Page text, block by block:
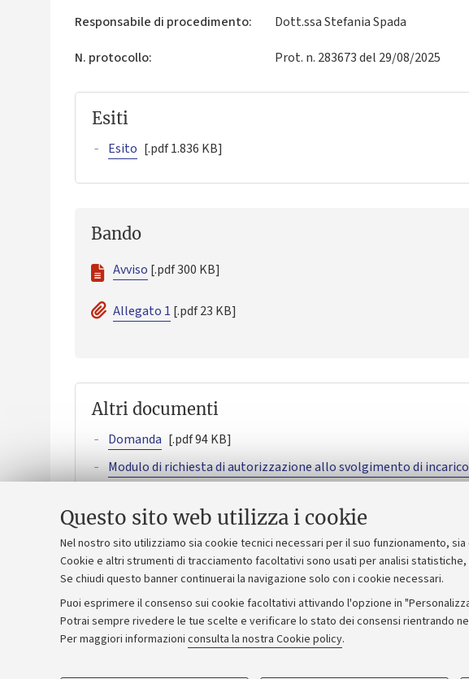
Questo sito web utilizza i cookie
Nel nostro sito utilizziamo sia cookie tecnici necessari per il suo funzionamento,
Cookie e altri strumenti di tracciamento facoltativi sono usati per analisi
Se chiudi questo banner continuerai la navigazione solo con i cookie necessari.
Puoi esprimere il consenso sui cookie facoltativi attivando l'opzione in
Potrai sempre rivedere le tue scelte e verificare lo stato dei consensi rientrando
Per maggiori informazioni consulta la nostra Cookie policy.
Responsabile di procedimento:
Dott.ssa Stefania Spada
N. protocollo:
Prot. n. 283673 del 29/08/2025
Esiti
Esito [.pdf 1.836 KB]
Bando
Avviso [.pdf 300 KB]
Allegato 1 [.pdf 23 KB]
Altri documenti
Domanda [.pdf 94 KB]
Modulo di richiesta di autorizzazione allo svolgimento di
Nomina della Commissione di Valutazione [.pdf 317 KB]
Privacy Note legali